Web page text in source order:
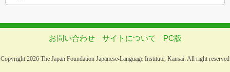
お問い合わせ サイトについて PC版
Copyright 2026 The Japan Foundation Japanese-Language Institute, Kansai. All right reserved